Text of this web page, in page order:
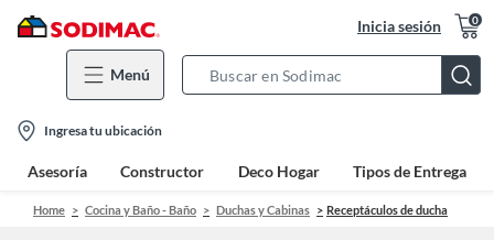
Inicia sesión 0
Menú
Bar
location-
icon
Ingresa tu ubicación
Asesoría Constructor Deco Hogar Tipos de Entrega
Home Cocina y Baño - Baño Duchas y Cabinas Receptáculos de ducha